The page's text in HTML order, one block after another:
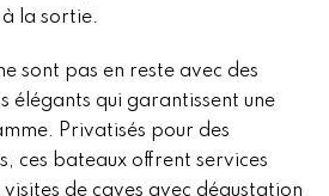
la sortie.
sont pas en reste avec des
élégants qui garantissent une
Privatisés pour des
ces bateaux offrent services
de caves avec dégustation